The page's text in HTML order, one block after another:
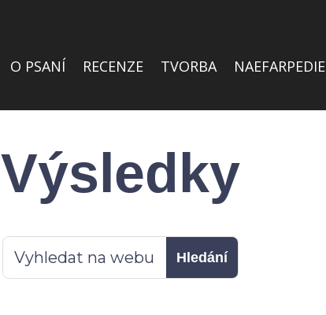
O PSANÍ RECENZE TVORBA NAEFARPEDIE
Výsledky